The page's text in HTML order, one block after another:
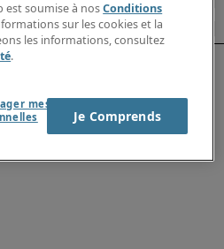
est soumise à nosConditions
sur les cookies et la
les informations, consultez
.
mes
Je Comprends